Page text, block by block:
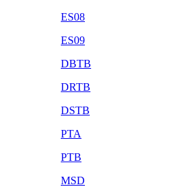
ES08
ES09
DBTB
DRTB
DSTB
PTA
PTB
MSD